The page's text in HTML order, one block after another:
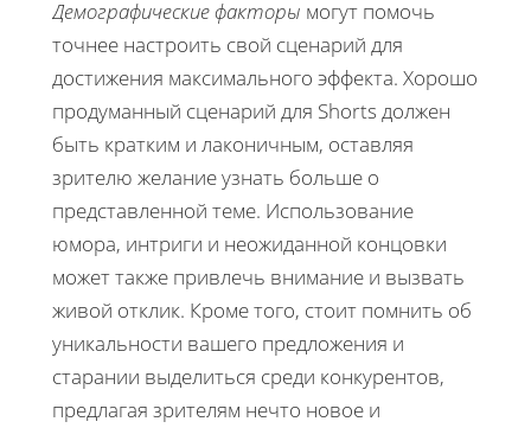
Демографические факторы могут помочь
точнее настроить свой сценарий для
достижения максимального эффекта. Хорошо
продуманный сценарий для Shorts должен
быть кратким и лаконичным, оставляя
зрителю желание узнать больше о
представленной теме. Использование
юмора, интриги и неожиданной концовки
может также привлечь внимание и вызвать
живой отклик. Кроме того, стоит помнить об
уникальности вашего предложения и
старании выделиться среди конкурентов,
предлагая зрителям нечто новое и